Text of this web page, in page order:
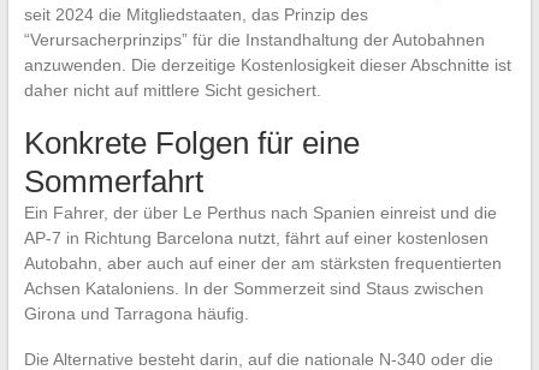
seit 2024 die Mitgliedstaaten, das Prinzip des
“Verursacherprinzips” für die Instandhaltung der Autobahnen
anzuwenden. Die derzeitige Kostenlosigkeit dieser Abschnitte ist
daher nicht auf mittlere Sicht gesichert.
Konkrete Folgen für eine
Sommerfahrt
Ein Fahrer, der über Le Perthus nach Spanien einreist und die
AP-7 in Richtung Barcelona nutzt, fährt auf einer kostenlosen
Autobahn, aber auch auf einer der am stärksten frequentierten
Achsen Kataloniens. In der Sommerzeit sind Staus zwischen
Girona und Tarragona häufig.
Die Alternative besteht darin, auf die nationale N-340 oder die